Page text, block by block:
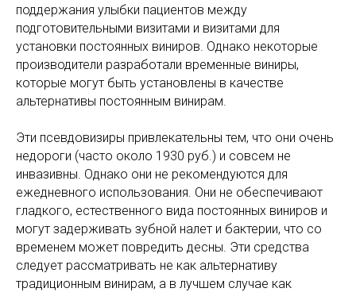
поддержания улыбки пациентов между
подготовительными визитами и визитами для
установки постоянных виниров. Однако некоторые
производители разработали временные виниры,
которые могут быть установлены в качестве
альтернативы постоянным винирам.
Эти псевдовизиры привлекательны тем, что они очень
недороги (часто около 1930 руб.) и совсем не
инвазивны. Однако они не рекомендуются для
ежедневного использования. Они не обеспечивают
гладкого, естественного вида постоянных виниров и
могут задерживать зубной налет и бактерии, что со
временем может повредить десны. Эти средства
следует рассматривать не как альтернативу
традиционным винирам, а в лучшем случае как